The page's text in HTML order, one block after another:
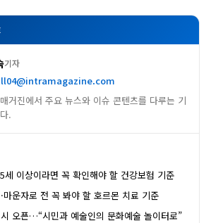
기자
거진에서 주요 뉴스와 이슈 콘텐츠를 다루는 기
.
세 이상이라면 꼭 확인해야 할 건강보험 기준
마운자로 전 꼭 봐야 할 호르몬 치료 기준
오픈…“시민과 예술인의 문화예술 놀이터로”